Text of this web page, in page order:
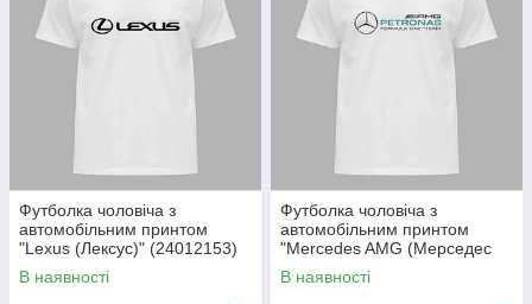
Футболка чоловіча з
автомобільним принтом
"Lexus (Лексус)" (24012153)
В наявності
Футболка чоловіча з
автомобільним принтом
"Mercedes AMG (Мерседес
АМГ)" (24012151)
В наявності